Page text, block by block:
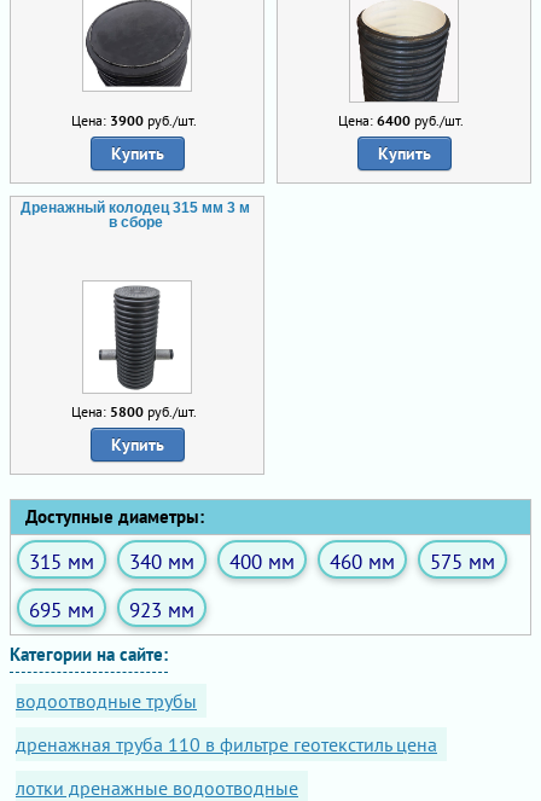
Цена: 3900 руб./шт.
Купить
Цена: 6400 руб./шт.
Купить
Дренажный колодец 315 мм 3 м
в сборе
Цена: 5800 руб./шт.
Купить
Доступные диаметры:
315 мм 340 мм 400 мм 460 мм
575 мм
695 мм
923 мм
Категории на сайте:
водоотводные трубы
дренажная труба 110 в фильтре геотекстиль цена
лотки дренажные водоотводные